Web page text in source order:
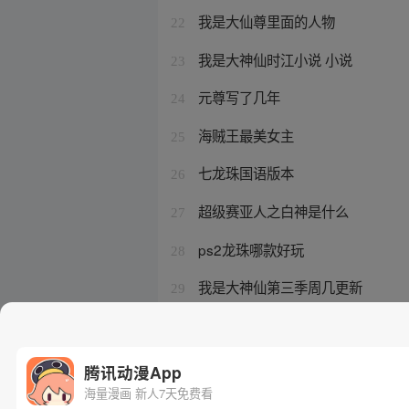
22 我是大仙尊里面的人物
23 我是大神仙时江小说 小说
24 元尊写了几年
25 海贼王最美女主
26 七龙珠国语版本
27 超级赛亚人之白神是什么
28 ps2龙珠哪款好玩
29 我是大神仙第三季周几更新
腾讯动漫App
海量漫画 新人7天免费看